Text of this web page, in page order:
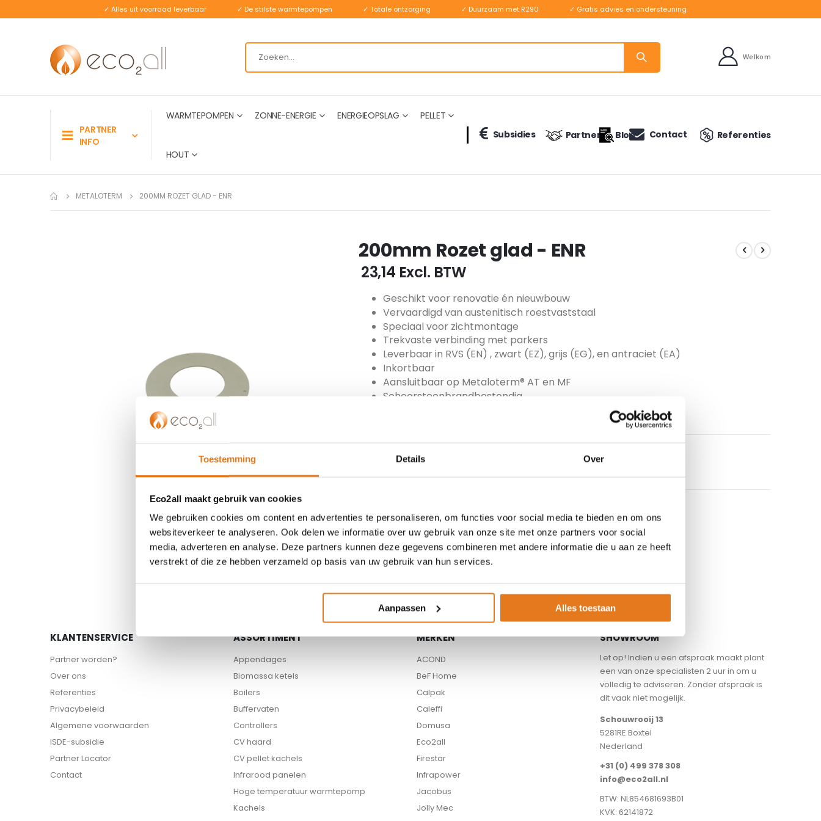
Toestemming Details Over
Eco2all maakt gebruik van cookies
We gebruiken cookies om content en advertenties te personaliseren, om functies voor social media te bieden en om ons
websiteverkeer te analyseren. Ook delen we informatie over uw gebruik van onze site met onze partners voor social
media, adverteren en analyse. Deze partners kunnen deze gegevens combineren met andere informatie die u aan ze heeft
verstrekt of die ze hebben verzameld op basis van uw gebruik van hun services.
Aanpassen Alles toestaan
✓ Alles uit voorraad leverbaar ✓ De stilste warmtepompen ✓ Totale ontzorging ✓ Duurzaam met R290 ✓ Gratis advies en ondersteuning
Welkom
PARTNER
INFO
WARMTEPOMPEN ZONNE-ENERGIE ENERGIEOPSLAG PELLET
HOUT
Subsidies Partners Blog Contact Referenties
METALOTERM 200MM ROZET GLAD - ENR
gallerij
200mm Rozet glad - ENR
€ 23,14 Excl. BTW
Geschikt voor renovatie én nieuwbouw
Vervaardigd van austenitisch roestvaststaal
Speciaal voor zichtmontage
Trekvaste verbinding met parkers
Leverbaar in RVS (EN) , zwart (EZ), grijs (EG), en antraciet (EA)
Inkortbaar
Aansluitbaar op Metaloterm® AT en MF
Schoorsteenbrandbestendig
Beschikbare partners
KLANTENSERVICE
Partner worden?
Over ons
Referenties
Privacybeleid
Algemene voorwaarden
ISDE-subsidie
Partner Locator
Contact
ASSORTIMENT
Appendages
Biomassa ketels
Boilers
Buffervaten
Controllers
CV haard
CV pellet kachels
Infrarood panelen
Hoge temperatuur warmtepomp
Kachels
MERKEN
ACOND
BeF Home
Calpak
Caleffi
Domusa
Eco2all
Firestar
Infrapower
Jacobus
Jolly Mec
SHOWROOM
Let op! Indien u een afspraak maakt plant
een van onze specialisten 2 uur in om u
volledig te adviseren. Zonder afspraak is
dit vaak niet mogelijk.
Schouwrooij 13
5281RE Boxtel
Nederland
+31 (0) 499 378 308
info@eco2all.nl
BTW: NL854681693B01
KVK: 62141872